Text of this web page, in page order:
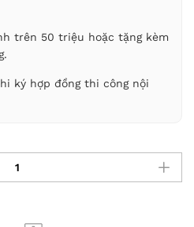
trên 50 triệu hoặc tặng kèm
ký hợp đồng thi công nội